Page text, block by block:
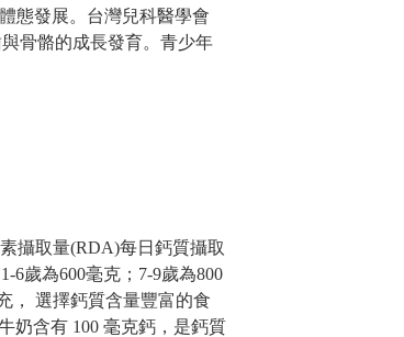
態發展。台灣兒科醫學會
骨骼的成長發育。青少年
攝取量(RDA)每日鈣質攝取
6歲為600毫克；7-9歲為800
， 選擇鈣質含量豐富的食
奶含有 100 毫克鈣，是鈣質